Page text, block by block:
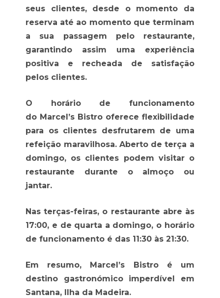
seus clientes, desde o momento da
reserva até ao momento que terminam
a sua passagem pelo restaurante,
garantindo assim uma experiência
positiva e recheada de satisfação
pelos clientes.
O horário de funcionamento
do Marcel’s Bistro oferece flexibilidade
para os clientes desfrutarem de uma
refeição maravilhosa. Aberto de terça a
domingo, os clientes podem visitar o
restaurante durante o almoço ou
jantar.
Nas terças-feiras, o restaurante abre às
17:00, e de quarta a domingo, o horário
de funcionamento é das 11:30 às 21:30.
Em resumo, Marcel’s Bistro é um
destino gastronómico imperdível em
Santana, Ilha da Madeira.